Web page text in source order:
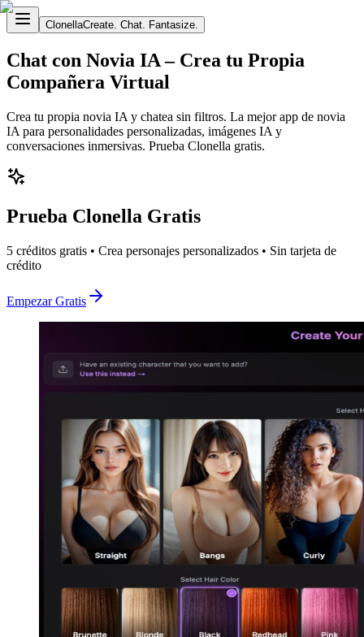
ClonellaCreate. Chat. Fantasize.
Chat con Novia IA – Crea tu Propia
Compañera Virtual
Crea tu propia novia IA y chatea sin filtros. La mejor app de novia
IA para personalidades personalizadas, imágenes IA y
conversaciones inmersivas. Prueba Clonella gratis.
Prueba Clonella Gratis
5 créditos gratis • Crea personajes personalizados • Sin tarjeta de
crédito
Empezar Gratis